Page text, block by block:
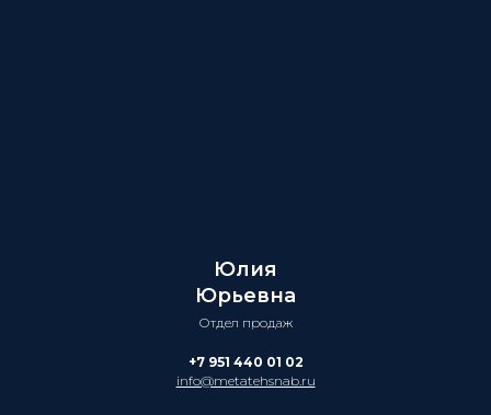
Юлия
Юрьевна
Отдел продаж
+7 951 440 01 02
info@metatehsnab.ru